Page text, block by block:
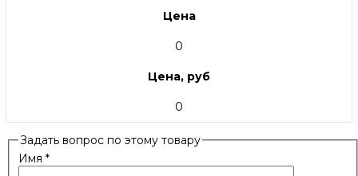
Цена
0
Цена, руб
0
Задать вопрос по этому товару
Имя *